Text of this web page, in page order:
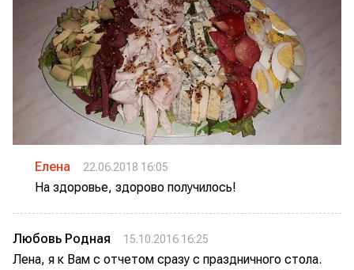
Елена 22.06.2018 16:05
На здоровье, здорово получилось!
Любовь Родная 15.10.2016 16:25
Лена, я к Вам с отчетом сразу с праздничного стола.